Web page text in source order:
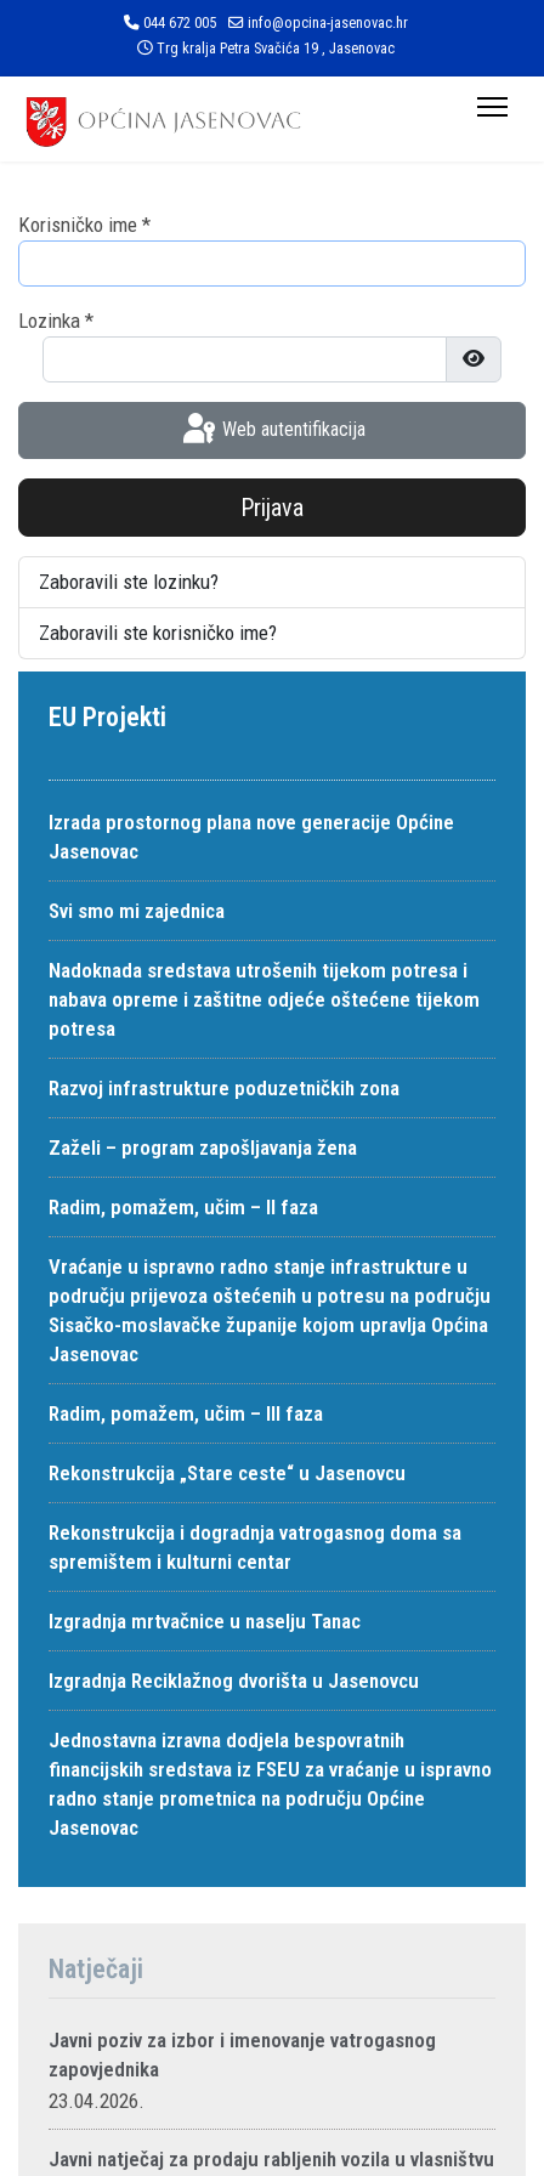
044 672 005
info@opcina-jasenovac.hr
Trg kralja Petra Svačića 19 , Jasenovac
Korisničko ime *
Lozinka *
Prikaži
Web autentifikacija
Prijava
Zaboravili ste lozinku?
Zaboravili ste korisničko ime?
EU Projekti
Izrada prostornog plana nove generacije Općine
Jasenovac
Svi smo mi zajednica
Nadoknada sredstava utrošenih tijekom potresa i
nabava opreme i zaštitne odjeće oštećene tijekom
potresa
Razvoj infrastrukture poduzetničkih zona
Zaželi – program zapošljavanja žena
Radim, pomažem, učim – II faza
Vraćanje u ispravno radno stanje infrastrukture u
području prijevoza oštećenih u potresu na području
Sisačko-moslavačke županije kojom upravlja Općina
Jasenovac
Radim, pomažem, učim – III faza
Rekonstrukcija „Stare ceste“ u Jasenovcu
Rekonstrukcija i dogradnja vatrogasnog doma sa
spremištem i kulturni centar
Izgradnja mrtvačnice u naselju Tanac
Izgradnja Reciklažnog dvorišta u Jasenovcu
Jednostavna izravna dodjela bespovratnih
financijskih sredstava iz FSEU za vraćanje u ispravno
radno stanje prometnica na području Općine
Jasenovac
Natječaji
Javni poziv za izbor i imenovanje vatrogasnog
zapovjednika
23.04.2026.
Javni natječaj za prodaju rabljenih vozila u vlasništvu